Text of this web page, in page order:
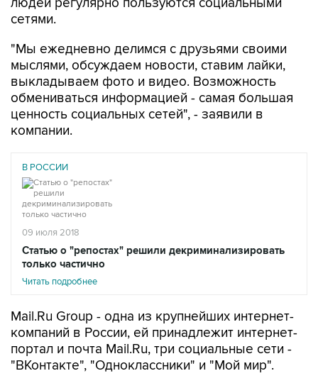
сетями.
"Мы ежедневно делимся с друзьями своими
мыслями, обсуждаем новости, ставим лайки,
выкладываем фото и видео. Возможность
обмениваться информацией - самая большая
ценность социальных сетей", - заявили в
компании.
В РОССИИ
09 июля 2018
Статью о "репостах" решили декриминализировать
только частично
Читать подробнее
Mail.Ru Group - одна из крупнейших интернет-
компаний в России, ей принадлежит интернет-
портал и почта Mail.Ru, три социальные сети -
"ВКонтакте", "Одноклассники" и "Мой мир".